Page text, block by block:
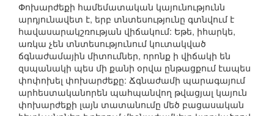
Փոխարժեքի համեմատական կայունությունն
արդյունավետ է, երբ տնտեսությունը գտնվում է
հավասարակշռության վիճակում: Եթե, իհարկե,
առկա չեն տնտեսությունում կուտակված
ճգնաժամային միտումներ, որոնք ի վիճակի են
զսպանակի պես մի քանի օրվա ընթացքում էապես
փոփոխել փոխարժեքը: Ճգնաժամի պարագայում
արհեստականորեն պահպանվող թվացյալ կայուն
փոխարժեքի լայն տատանումը մեծ բացասական